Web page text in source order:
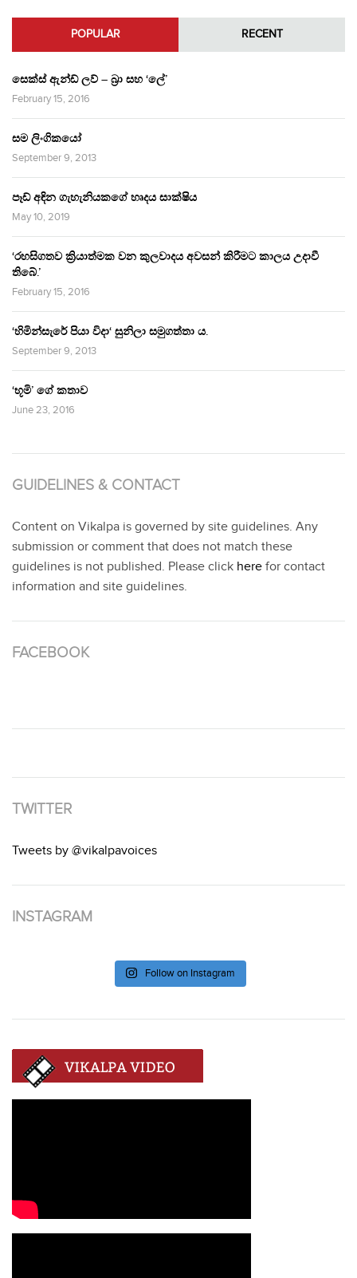
POPULAR RECENT
සෙක්ස් ඇන්ඩ් ලව් – බ්‍රා සහ ‘ලේ’
February 15, 2016
සම ලිංගිකයෝ
September 9, 2013
පෑඩ් අඳින ගැහැනියකගේ හෘදය සාක්ෂිය
May 10, 2019
‘රහසිගතව ක්‍රියාත්මක වන කුලවාදය අවසන් කිරීමට කාලය උදාවී
තිබේ.’
February 15, 2016
‘හිමින්සැරේ පියා විදා‘ සුනිලා සමුගත්තා ය.
September 9, 2013
‘භූමි’ ගේ කතාව
June 23, 2016
GUIDELINES & CONTACT
Content on Vikalpa is governed by site guidelines. Any
submission or comment that does not match these
guidelines is not published. Please click here for contact
information and site guidelines.
FACEBOOK
TWITTER
Tweets by @vikalpavoices
INSTAGRAM
Follow on Instagram